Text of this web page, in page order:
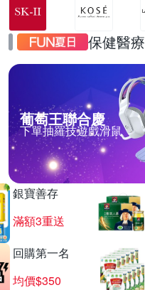
保健醫療
葡萄王聯合慶
下單抽羅技遊戲滑鼠
銀寶善存
滿額3重送
回購第一名
均價$350